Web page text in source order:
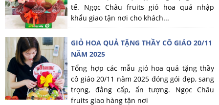
tế. Ngọc Châu fruits giỏ hoa quả nhập
khẩu giao tận nơi cho khách...
GIỎ HOA QUẢ TẶNG THẦY CÔ GIÁO 20/11
NĂM 2025
Tổng hợp các mẫu giỏ hoa quả tặng thầy
cô giáo 20/11 năm 2025 đóng gói đẹp, sang
trọng, đẳng cấp, ấn tượng. Ngọc Châu
fruits giao hàng tận nơi